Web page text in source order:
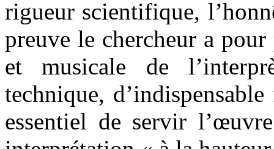
rigueur scientifique,
preuve le chercheur a
et musicale de
technique,
essentiel de servir